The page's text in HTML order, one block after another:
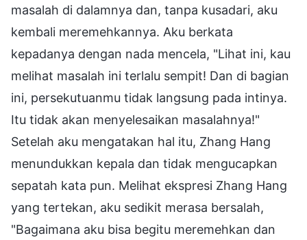
masalah di dalamnya dan, tanpa kusadari, aku
kembali meremehkannya. Aku berkata
kepadanya dengan nada mencela, "Lihat ini, kau
melihat masalah ini terlalu sempit! Dan di bagian
ini, persekutuanmu tidak langsung pada intinya.
Itu tidak akan menyelesaikan masalahnya!"
Setelah aku mengatakan hal itu, Zhang Hang
menundukkan kepala dan tidak mengucapkan
sepatah kata pun. Melihat ekspresi Zhang Hang
yang tertekan, aku sedikit merasa bersalah,
"Bagaimana aku bisa begitu meremehkan dan